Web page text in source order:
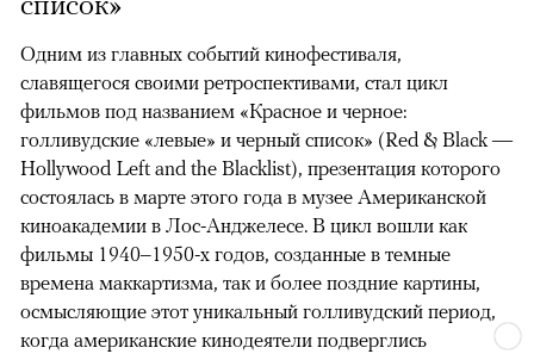
Одним из главных событий кинофестиваля,
славящегося своими ретроспективами, стал цикл
фильмов под названием «Красное и черное:
голливудские «левые» и черный список» (Red & Black —
Hollywood Left and the Blacklist), презентация которого
состоялась в марте этого года в музее Американской
киноакадемии в Лос-Анджелесе. В цикл вошли как
фильмы 1940–1950-х годов, созданные в темные
времена маккартизма, так и более поздние картины,
осмысляющие этот уникальный голливудский период,
когда американские кинодеятели подверглись